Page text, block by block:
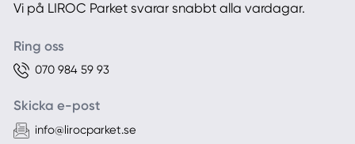
Vi på LIROC Parket svarar snabbt alla vardagar.
Ring oss
070 984 59 93
Skicka e-post
info@lirocparket.se